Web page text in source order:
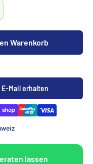
Warenkorb
Mail erhalten
lassen